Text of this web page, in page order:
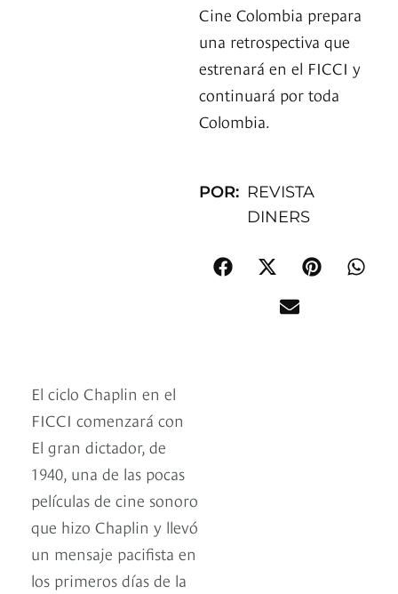
Cine Colombia prepara
una retrospectiva que
estrenará en el FICCI y
continuará por toda
Colombia.
POR: REVISTA
DINERS
El ciclo Chaplin en el
FICCI comenzará con
El gran dictador, de
1940, una de las pocas
películas de cine sonoro
que hizo Chaplin y llevó
un mensaje pacifista en
los primeros días de la